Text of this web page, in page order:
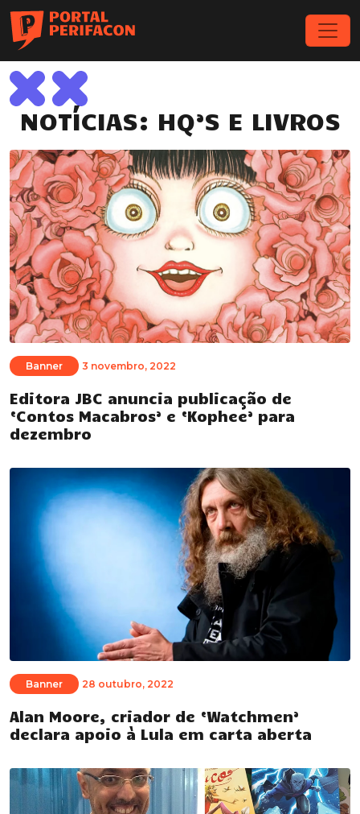
NOTÍCIAS: HQ’S E LIVROS
Banner 3 novembro, 2022
Editora JBC anuncia publicação de
‘Contos Macabros’ e ‘Kophee’ para
dezembro
Banner 28 outubro, 2022
Alan Moore, criador de ‘Watchmen’
declara apoio à Lula em carta aberta